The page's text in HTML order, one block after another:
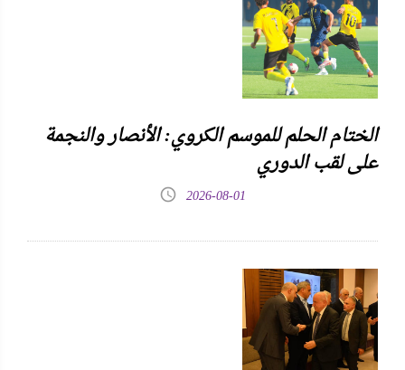
الختام الحلم للموسم الكروي: الأنصار والنجمة
على لقب الدوري
2026-08-01